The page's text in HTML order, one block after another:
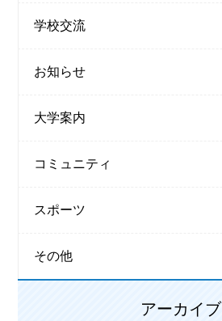
学校交流
お知らせ
大学案内
コミュニティ
スポーツ
その他
アーカイブ